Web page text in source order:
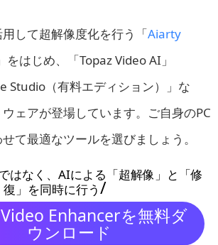
して超解像度化を行う「Aiarty
をはじめ、「Topaz Video AI」
Studio（有料エディション）」な
ェアが登場しています。ご自身のPC
て最適なツールを選びましょう。
はなく、AIによる「超解像」と「修
復」を同時に行う/
Enhancerを無料ダ
ウンロード